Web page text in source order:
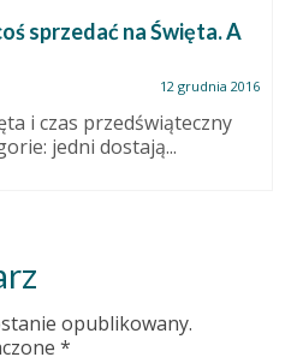
sprzedać na Święta. A
12 grudnia 2016
i czas przedświąteczny
jedni dostają...
opublikowany.
*